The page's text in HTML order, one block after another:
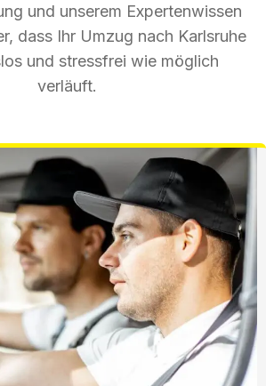
und unserem Expertenwissen
dass Ihr Umzug nach Karlsruhe
und stressfrei wie möglich
verläuft.